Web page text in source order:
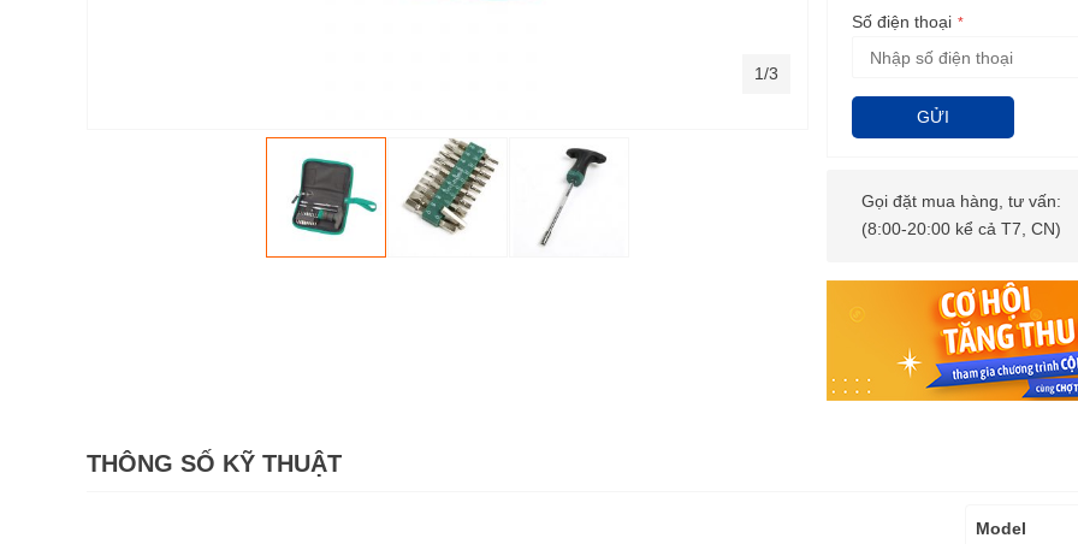
Số điện thoại
GỬI
Gọi đặt mua hàng, tư vấn:
(8:00-20:00 kể cả T7, CN)
1/3
THÔNG SỐ KỸ THUẬT
Thông
Model